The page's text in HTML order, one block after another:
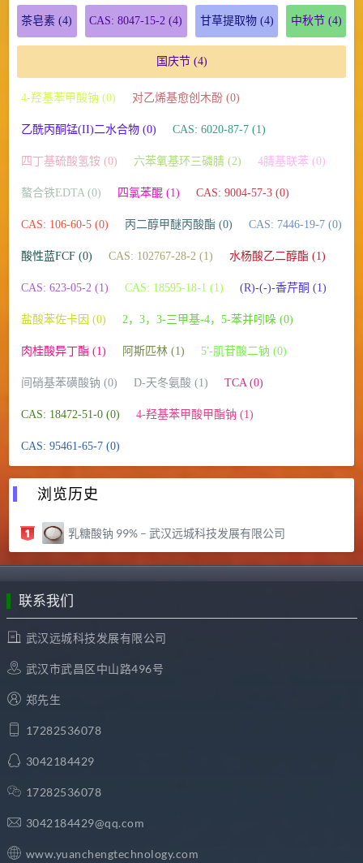
茶皂素 (4) CAS: 8047-15-2 (4) 甘草提取物(4) 中秋节(4)
国庆节(4)
4-羟基苯甲酸钠 (0) 对乙烯基愈创木酚 (0)
乙酰丙酮锰(II)二水合物 (0) CAS: 6020-87-7 (1)
四丁基硫酸氢铵 (0) 六苯氧基环三磷腈 (2) 4腈基联苯 (0)
螯合铁EDTA (0) 四氯苯醌 (1) CAS: 9004-57-3 (0)
CAS: 106-60-5 (0) 丙二醇甲醚丙酸酯 (0) CAS: 7446-19-7 (0)
酸性蓝FCF (0) CAS: 102767-28-2 (1) 水杨酸乙二醇酯 (1)
CAS: 623-05-2 (1) CAS: 18595-18-1 (1) (R)-(-)-香芹酮 (1)
盐酸苯佐卡因 (0) 2，3，3-三甲基-4，5-苯并吲哚 (0)
肉桂酸异丁酯 (1) 阿斯匹林 (1) 5′-肌苷酸二钠 (0)
间硝基苯磺酸钠 (0) D-天冬氨酸 (1) TCA (0)
CAS: 18472-51-0 (0) 4-羟基苯甲酸甲酯钠 (1)
CAS: 95461-65-7 (0)
浏览历史
乳糖酸钠 99% – 武汉远城科技发展有限公司
联系我们
武汉远城科技发展有限公司
武汉市武昌区中山路496号
郑先生
17282536078
3042184429
17282536078
3042184429@qq.com
www.yuanchengtechnology.com